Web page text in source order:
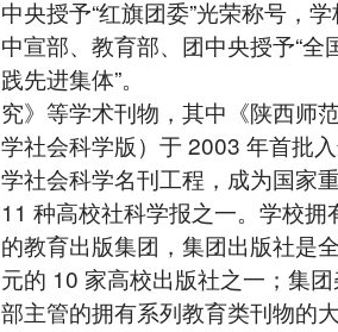
中央授予“红旗团委”光荣称号，
中宣部、教育部、团中央授予“全
践先进集体”。
究》等学术刊物，其中《陕西师
学社会科学版）于 2003 年首批
学社会科学名刊工程，成为国家
11 种高校社科学报之一。学校拥
的教育出版集团，集团出版社是
元的 10 家高校出版社之一；集
部主管的拥有系列教育类刊物的